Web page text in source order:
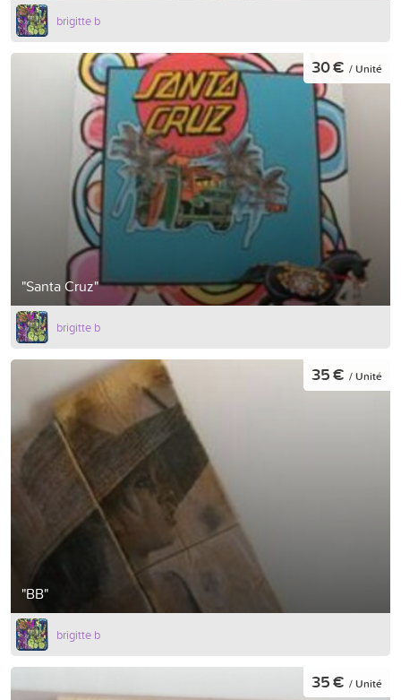
brigitte b
"Santa Cruz"
30 € / Unité
brigitte b
"BB"
35 € / Unité
brigitte b
35 € / Unité